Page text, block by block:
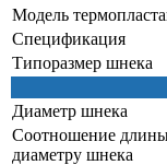
Модель
Спецификация
Типоразмер шнека
Диаметр шнека
Соотношение
диаметру шнека